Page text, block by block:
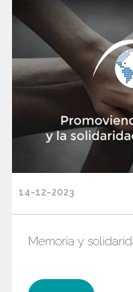
14-12-2023
Memoria y